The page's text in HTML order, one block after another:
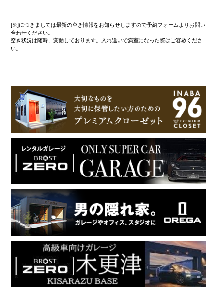
[※]につきましては最新の空き情報をお知らせしますので予約フォームよりお問い
合わせください。
空き状況は随時、変動しております。入れ違いで満室になった際はご容赦くださ
い。